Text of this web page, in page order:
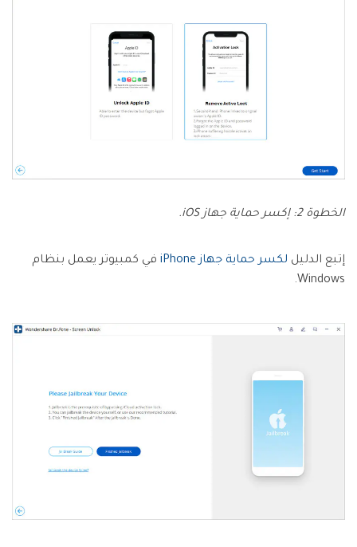
الخطوة 2: إكسر حماية جهاز iOS.
إتبع الدليل لكسر حماية جهاز iPhone
في كمبيوتر يعمل بنظام
Windows.